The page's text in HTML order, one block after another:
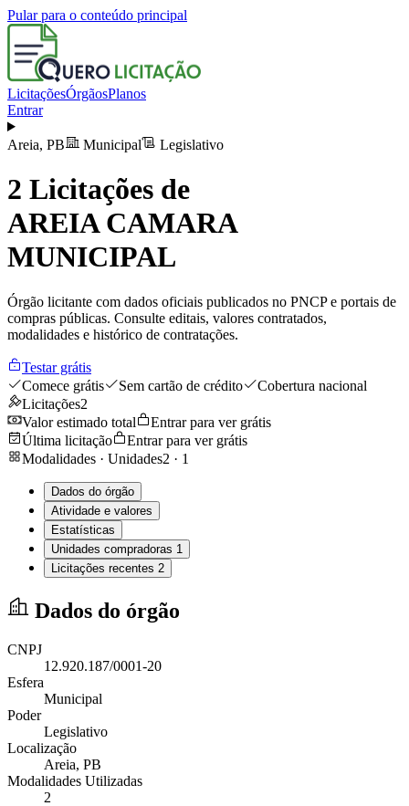
Pular para o conteúdo principal
LicitaçõesÓrgãosPlanos
Entrar
Areia, PB Municipal Legislativo
2 Licitações de
AREIA CAMARA
MUNICIPAL
Órgão licitante com dados oficiais publicados no PNCP e portais de
compras públicas. Consulte editais, valores contratados,
modalidades e histórico de contratações.
Testar grátis
Comece grátis
Sem cartão de crédito
Cobertura nacional
Licitações2
Valor estimado total
Entrar para ver grátis
Última licitação
Entrar para ver grátis
Modalidades · Unidades2 · 1
Dados do órgão
Atividade e valores
Estatísticas
Unidades compradoras 1
Licitações recentes 2
Dados do órgão
CNPJ
12.920.187/0001-20
Esfera
Municipal
Poder
Legislativo
Localização
Areia, PB
Modalidades Utilizadas
2